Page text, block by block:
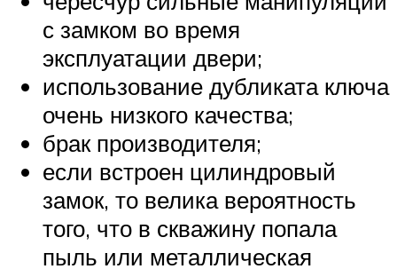
с замком во время
эксплуатации двери;
использование дубликата ключа
очень низкого качества;
брак производителя;
если встроен цилиндровый
замок, то велика вероятность
того, что в скважину попала
пыль или металлическая